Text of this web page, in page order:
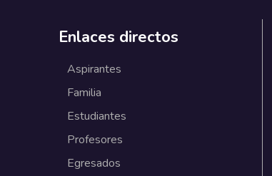
Enlaces directos
Aspirantes
Familia
Estudiantes
Profesores
Egresados